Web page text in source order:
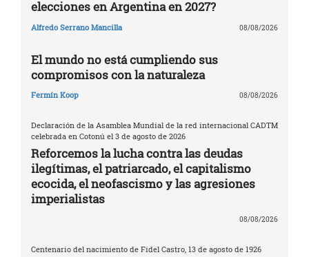
elecciones en Argentina en 2027?
Alfredo Serrano Mancilla 08/08/2026
El mundo no está cumpliendo sus
compromisos con la naturaleza
Fermín Koop 08/08/2026
Declaración de la Asamblea Mundial de la red internacional CADTM
celebrada en Cotonú el 3 de agosto de 2026
Reforcemos la lucha contra las deudas
ilegítimas, el patriarcado, el capitalismo
ecocida, el neofascismo y las agresiones
imperialistas
08/08/2026
Centenario del nacimiento de Fidel Castro, 13 de agosto de 1926